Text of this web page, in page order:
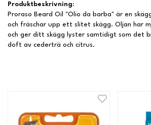
Produktbeskrivning:
Proraso Beard Oil "Olio da barba" är en
och fräschar upp ett slitet skägg. Oljan har
och ger ditt skägg lyster samtidigt som det
doft av cederträ och citrus.